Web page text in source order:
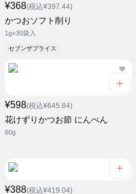
¥368(税込¥397.44)
かつおソフト削り
1g×30袋入
セブンザプライス
¥598(税込¥645.84)
花けずりかつお節 にんべん
60g
¥388(税込¥419.04)